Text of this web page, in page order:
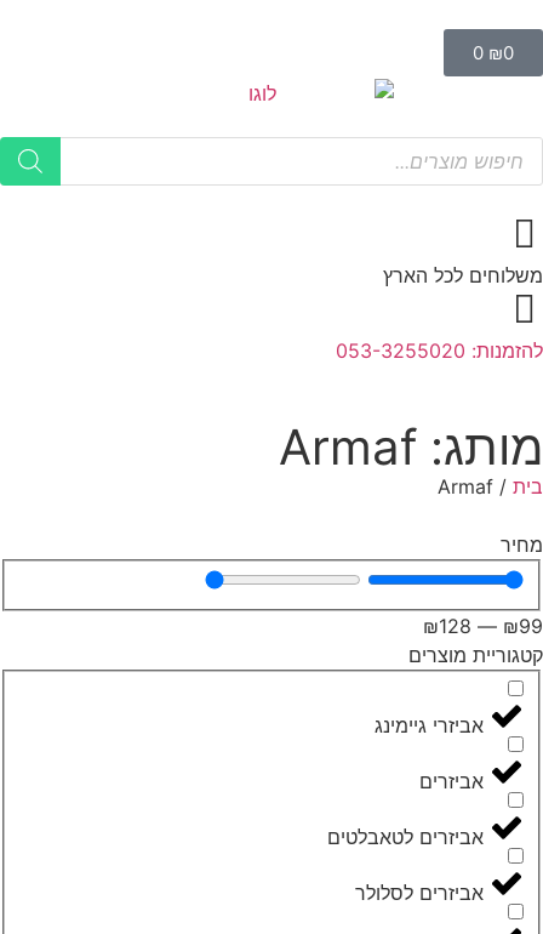
₪0
0
משלוחים לכל הארץ
להזמנות: 053-3255020
מותג: Armaf
בית /
Armaf
מחיר
₪99
—
₪128
קטגוריית מוצרים
אביזרי גיימינג
אביזרים
אביזרים לטאבלטים
אביזרים לסלולר